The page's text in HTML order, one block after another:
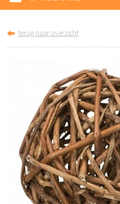
terug naar overzicht